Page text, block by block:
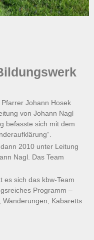
Johann Hosek
von Johann Nagl
befasste sich mit dem
2010 unter Leitung
Nagl. Das Team
es sich das kbw-Team
Programm –
Kabaretts